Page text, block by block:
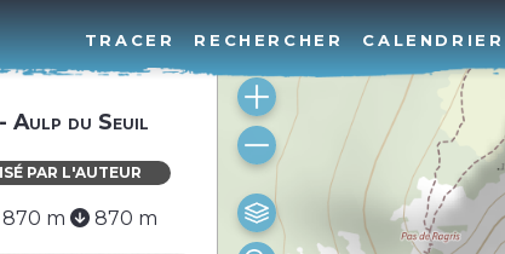
TRACER RECHERCHER CALENDRIER
Aulp du Seuil
PAR L'AUTEUR
870 m 870 m